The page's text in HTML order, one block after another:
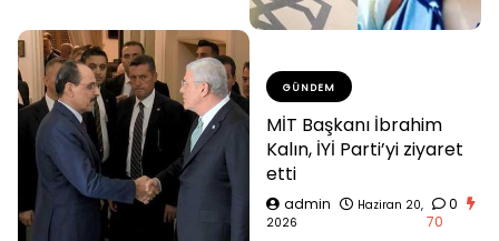
GÜNDEM
MİT Başkanı İbrahim
Kalın, İYİ Parti’yi ziyaret
etti
admin
Haziran 20,
2026
0
70